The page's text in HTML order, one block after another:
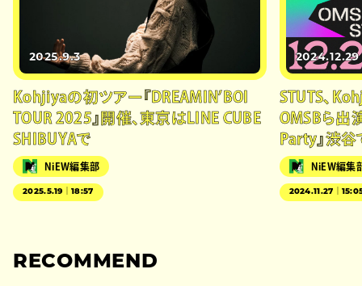
2025.9.3
Kohjiyaの初ツアー『DREAMIN’BOI
TOUR 2025』開催、東京はLINE CUBE
SHIBUYAで
NiEW編集部
2025.5.19｜18:57
2024.12.29
STUTS、
OMSBら出
Party』渋
NiEW編集
2024.11.27｜
RECOMMEND